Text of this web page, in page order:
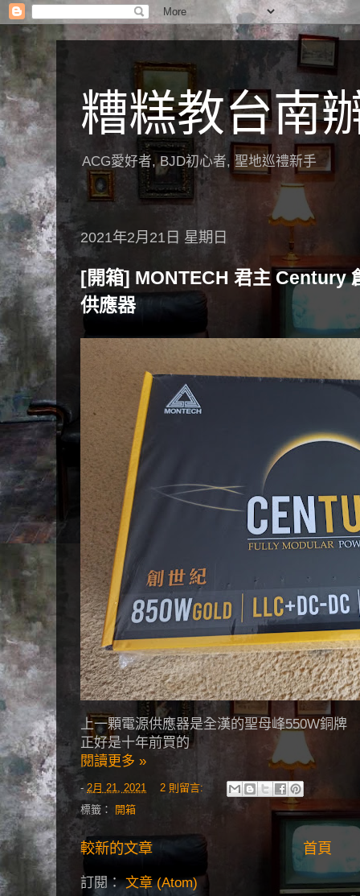
糟糕教台南
ACG愛好者, BJD初心者, 聖地巡禮新手
2021年2月21日 星期日
[開箱] MONTECH 君主 Century
供應器
上一顆電源供應器是全漢的聖母峰550W銅牌
正好是十年前買的
閱讀更多 »
- 2月 21, 2021
2 則留言:
標籤：
開箱
較新的文章 首頁
訂閱：文章 (Atom)